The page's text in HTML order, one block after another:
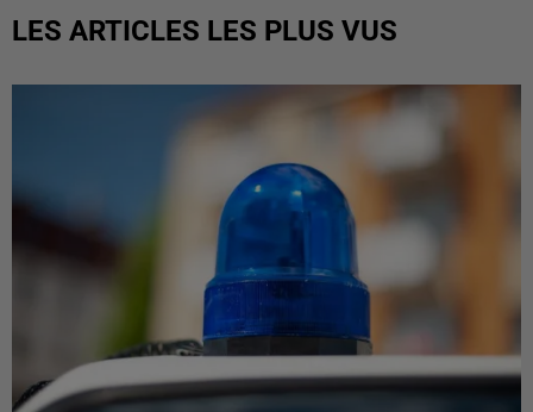
LES ARTICLES LES PLUS VUS